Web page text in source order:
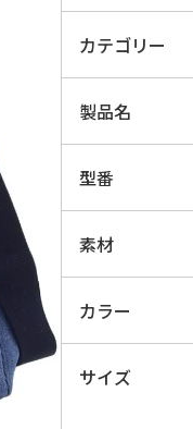
カテゴリー
製品名
型番
素材
カラー
サイズ